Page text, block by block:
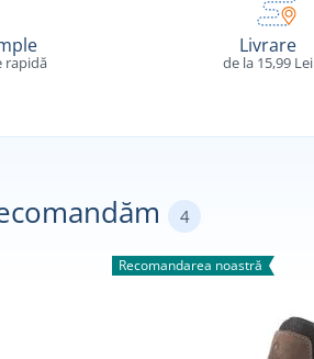
rapidă
Livrare
de la 15,99 Lei
4
Recomandarea noastră